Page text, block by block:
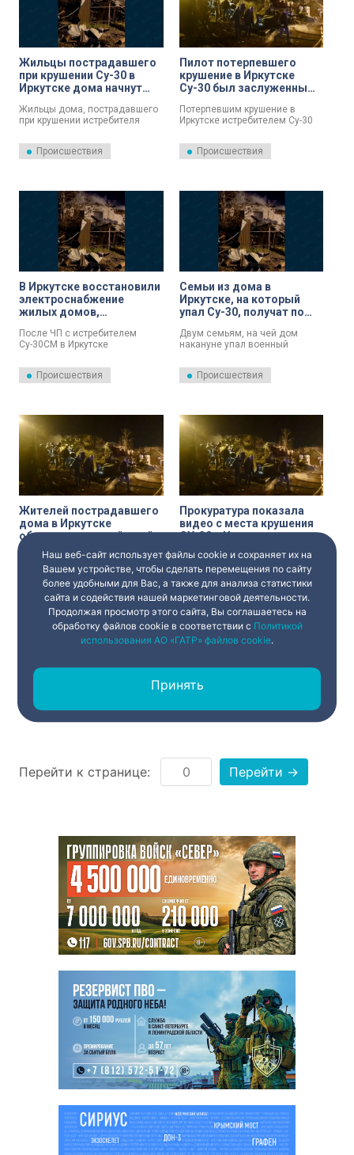
Жильцы пострадавшего
при крушении Су-30 в
Иркутске дома начнут
вторника
Жильцы дома, пострадавшего
при крушении истребителя
компенсации. Об этом заявил
губернатор Иркутской области
Происшествия
Пилот потерпевшего
крушение в Иркутске
Су-30 был заслуженным
Потерпевшим крушение в
Иркутске истребителем Су-30
этом рассказал губернатор
области Игорь Кобзев.
Происшествия
В Иркутске восстановили
электроснабжение
жилых домов,
за ЧП с Су-30
После ЧП с истребителем
Су-30СМ в Иркутске
электроснабжение жилых
домов. Трагедия оставила без
Происшествия
Семьи из дома в
Иркутске, на который
упал Су-30, получат по
Двум семьям, на чей дом
накануне упал военный
тысяч рублей.
Происшествия
Жителей пострадавшего
дома в Иркутске
обеспечат горячей едой
Жителей Иркутска,
пострадавших в результате
падения военного самолета
Су-30, обеспечат горячим
питанием.
Происшествия
Прокуратура показала
видео с места крушения
СУ-30 в Иркутске
Прокуратура Иркутской области
предоставила телеканалу
«Санкт-Петербург» видео с
места крушения военного
самолёта СУ-30 на жилой дом
в Иркутске.
Происшествия
Перейти к странице: Перейти →
Наш веб-сайт использует файлы cookie и сохраняет их на
Вашем устройстве, чтобы сделать перемещения по сайту
более удобными для Вас, а также для анализа статистики
сайта и содействия нашей маркетинговой деятельности.
Продолжая просмотр этого сайта, Вы соглашаетесь на
обработку файлов cookie в соответствии с Политикой
использования АО «ГАТР» файлов cookie.
Принять